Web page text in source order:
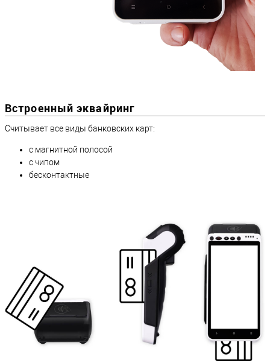
Встроенный эквайринг
Считывает все виды банковских карт:
с магнитной полосой
с чипом
бесконтактные